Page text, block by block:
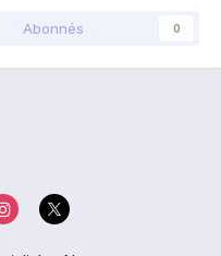
Abonnés 0